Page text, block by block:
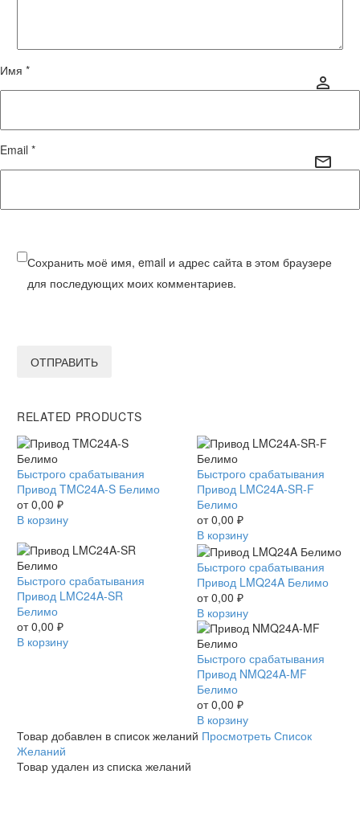
Имя *
Email *
Сохранить моё имя, email и адрес сайта в этом браузере
для последующих моих комментариев.
ОТПРАВИТЬ
RELATED PRODUCTS
Привод
TMC24A-
S
Белимо
Быстрого срабатывания
Привод TMC24A-S Белимо
от0,00 ₽
В корзину
Привод
LMC24A-
SR-
F
Белимо
Быстрого срабатывания
Привод LMC24A-SR-F
Белимо
от0,00 ₽
В корзину
Привод
LMC24A-
SR
Белимо
Быстрого срабатывания
Привод LMC24A-SR
Белимо
от0,00 ₽
В корзину
Привод
LMQ24A
Белимо
Быстрого срабатывания
Привод LMQ24A Белимо
от0,00 ₽
В корзину
Привод
NMQ24A-
MF
Белимо
Быстрого срабатывания
Привод NMQ24A-MF
Белимо
от0,00 ₽
В корзину
Товар добавлен в список желаний Просмотреть Список
Желаний
Товар удален из списка желаний